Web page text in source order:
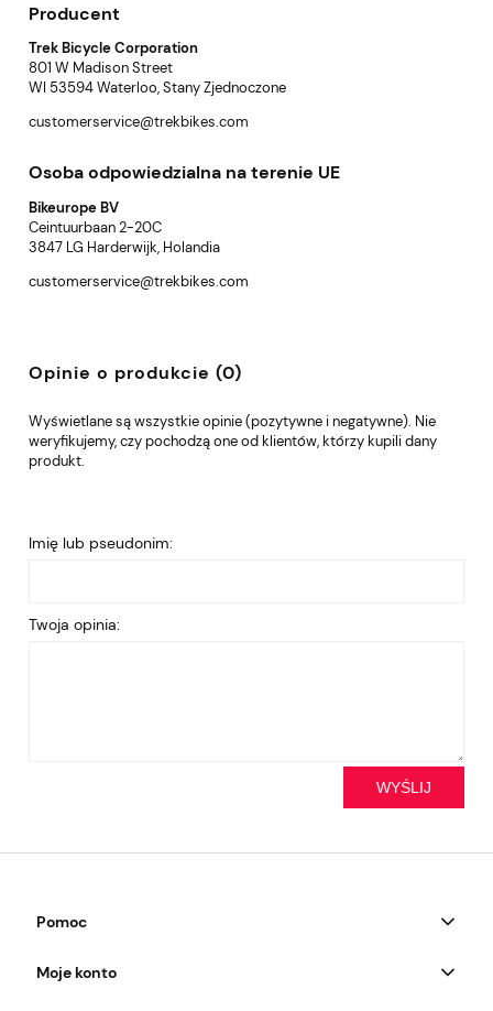
Producent
Trek Bicycle Corporation
801 W Madison Street
WI 53594 Waterloo, Stany Zjednoczone
customerservice@trekbikes.com
Osoba odpowiedzialna na terenie UE
Bikeurope BV
Ceintuurbaan 2-20C
3847 LG Harderwijk, Holandia
customerservice@trekbikes.com
Opinie o produkcie (0)
Wyświetlane są wszystkie opinie (pozytywne i negatywne). Nie
weryfikujemy, czy pochodzą one od klientów, którzy kupili dany
produkt.
Imię lub pseudonim:
Twoja opinia:
WYŚLIJ
Pomoc
Moje konto